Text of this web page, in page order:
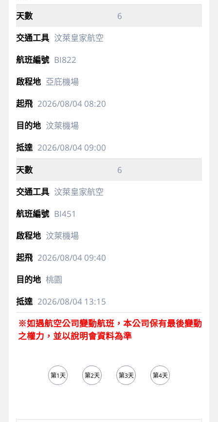
6
汶萊皇家航空
BI822
亞庇機場
2026/08/0408:20
汶萊機場
2026/08/0409:00
6
汶萊皇家航空
BI451
汶萊機場
2026/08/0409:40
桃園
2026/08/0413:15
※如遇航空公司變動航班，本公司保有最後變動
之權力，並以說明會資料為準
第1天 第2天 第3天 第4天